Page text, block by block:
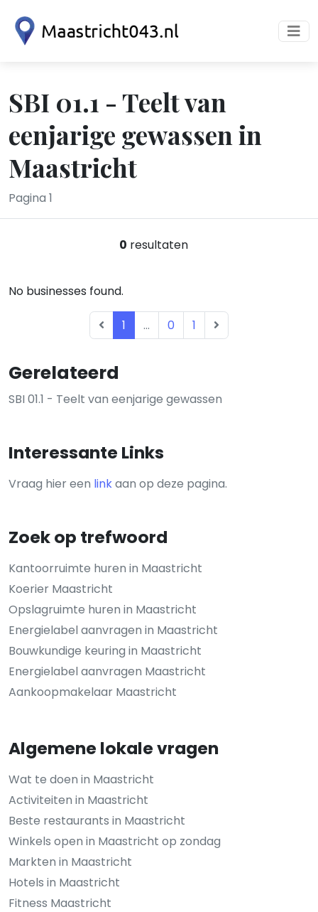
SBI 01.1 - Teelt van
eenjarige gewassen in
Maastricht
Pagina 1
Gerelateerd
SBI 01.1 - Teelt van eenjarige gewassen
Interessante Links
Vraag hier een linkaan op deze pagina.
Zoek op trefwoord
Kantoorruimte huren in Maastricht
Koerier Maastricht
Opslagruimte huren in Maastricht
Energielabel aanvragen in Maastricht
Bouwkundige keuring in Maastricht
Energielabel aanvragen Maastricht
Aankoopmakelaar Maastricht
Algemene lokale vragen
Wat te doen in Maastricht
Activiteiten in Maastricht
Beste restaurants in Maastricht
Winkels open in Maastricht op zondag
Markten in Maastricht
Hotels in Maastricht
Fitness Maastricht
0 resultaten
No businesses found.
1 ... 0 1